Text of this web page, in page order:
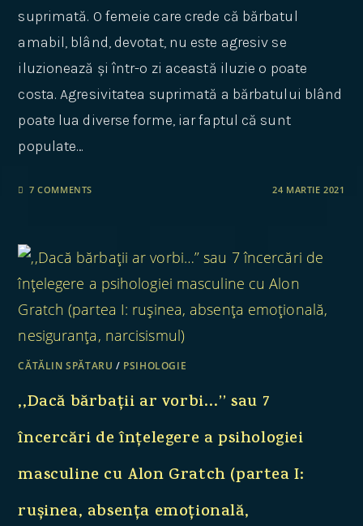
suprimată. O femeie care crede că bărbatul
amabil, blând, devotat, nu este agresiv se
iluzionează și într-o zi această iluzie o poate
costa. Agresivitatea suprimată a bărbatului blând
poate lua diverse forme, iar faptul că sunt
populate…
7 COMMENTS 24 MARTIE 2021
CĂTĂLIN SPĂTARU / PSIHOLOGIE
,,Dacă bărbații ar vorbi…’’ sau 7
încercări de înțelegere a psihologiei
masculine cu Alon Gratch (partea I:
rușinea, absența emoțională,